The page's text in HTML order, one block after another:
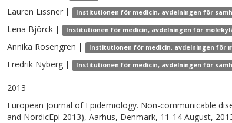
Lauren Lissner | Institutionen för medicin, avdelningen för
Lena Björck | Institutionen för medicin, avdelningen för
Annika Rosengren | Institutionen för medicin, avdelningen för
Fredrik Nyberg | Institutionen för medicin, avdelningen för
2013
European Journal of Epidemiology. Non-communicable
and NordicEpi 2013), Aarhus, Denmark, 11-14 August,